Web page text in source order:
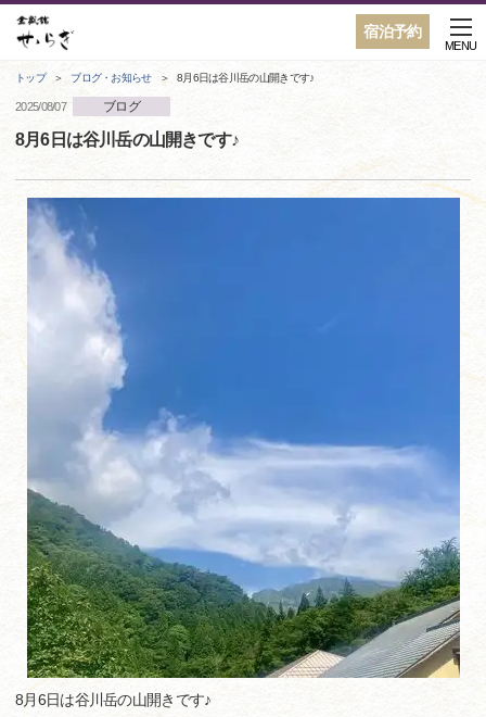
宿泊予約
MENU
トップ ブログ・お知らせ 8月6日は谷川岳の山開きです♪
2025/08/07 ブログ
8月6日は谷川岳の山開きです♪
8月6日は谷川岳の山開きです♪